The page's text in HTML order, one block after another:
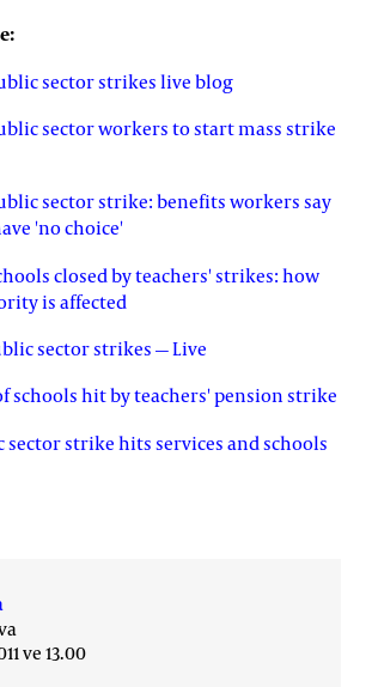
sector strikes live blog
sector workers to start mass strike
sector strike: benefits workers say
'no choice'
closed by teachers' strikes: how
is affected
sector strikes — Live
schools hit by teachers' pension strike
sector strike hits services and schools
ve 13.00